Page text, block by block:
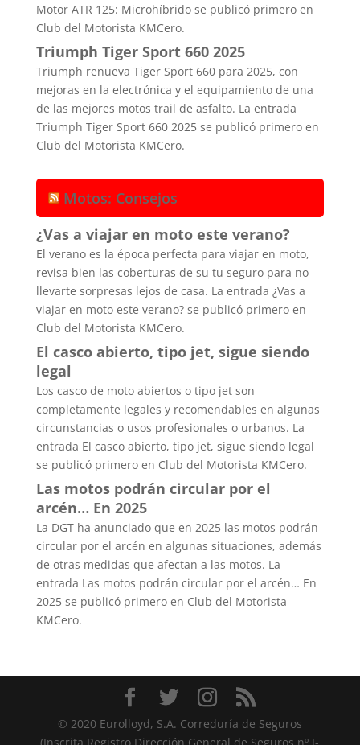
Motor ATR 125: Microhíbrido se publicó primero en
Club del Motorista KMCero.
Triumph Tiger Sport 660 2025
Triumph renueva Tiger Sport 660 para 2025, con
mejoras en la electrónica y el equipamiento de una
de las mejores motos trail de asfalto. La entrada
Triumph Tiger Sport 660 2025 se publicó primero en
Club del Motorista KMCero.
Motos: Consejos
¿Vas a viajar en moto este verano?
El verano es la época perfecta para viajar en moto,
revisa bien las coberturas de su tu seguro para no
llevarte sorpresas lejos de casa. La entrada ¿Vas a
viajar en moto este verano? se publicó primero en
Club del Motorista KMCero.
El casco abierto, tipo jet, sigue siendo
legal
Los casco de moto abiertos o tipo jet son
completamente legales y recomendables en algunas
circunstancias o usos profesionales o urbanos. La
entrada El casco abierto, tipo jet, sigue siendo legal
se publicó primero en Club del Motorista KMCero.
Las motos podrán circular por el
arcén… En 2025
La DGT ha anunciado que en 2025 las motos podrán
circular por el arcén en algunas situaciones, además
de otras medidas que afectan a las motos. La
entrada Las motos podrán circular por el arcén… En
2025 se publicó primero en Club del Motorista
KMCero.
© 2020 Eurolloyd, S.A. Correduría de Seguros